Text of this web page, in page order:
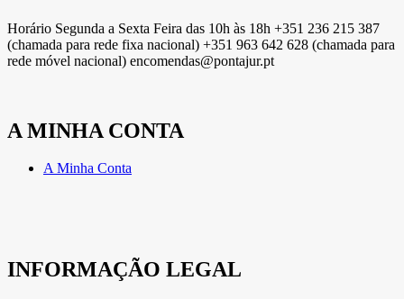
Horário Segunda a Sexta Feira das 10h às 18h +351 236 215 387
(chamada para rede fixa nacional) +351 963 642 628 (chamada para
rede móvel nacional) encomendas@pontajur.pt
A MINHA CONTA
A Minha Conta
INFORMAÇÃO LEGAL